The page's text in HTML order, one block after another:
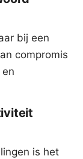
bij een
compromis
is het